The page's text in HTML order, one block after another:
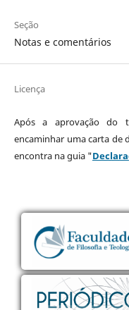
Seção
Notas e comentários
Licença
Após a aprovação do
encaminhar uma carta de
encontra na guia "